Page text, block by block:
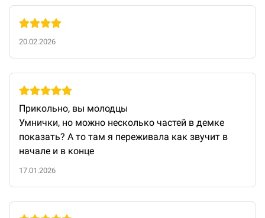
20.02.2026
Прикольно, вы молодцы
Умнички, но можно несколько частей в демке
показать? А то там я переживала как звучит в
начале и в конце
17.01.2026